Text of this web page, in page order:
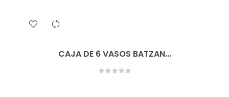
CAJA DE 6 VASOS BATZAN...